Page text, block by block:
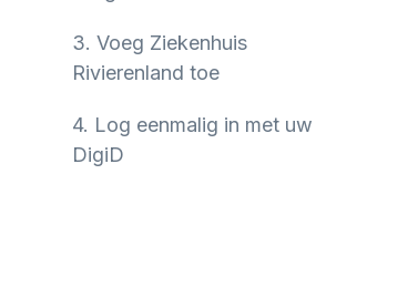
3. Voeg Ziekenhuis
Rivierenland toe
4. Log eenmalig in met uw
DigiD